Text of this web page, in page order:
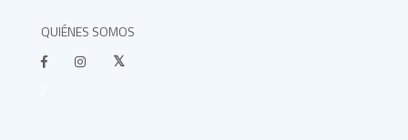
QUIÉNES SOMOS